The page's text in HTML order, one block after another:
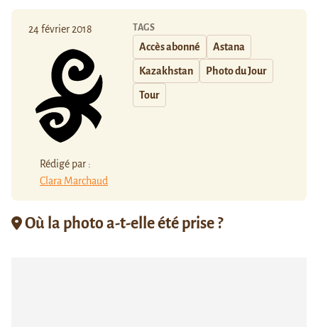
24 février 2018
Rédigé par :
Clara Marchaud
TAGS
Accès abonné Astana
Kazakhstan Photo du Jour
Tour
Où la photo a-t-elle été prise ?